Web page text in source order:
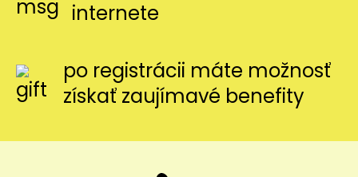
internete
po registrácii máte možnosť
získať zaujímavé benefity